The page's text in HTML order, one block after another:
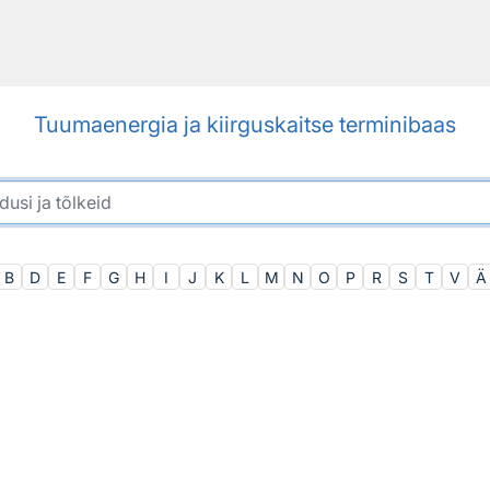
Tuumaenergia ja kiirguskaitse terminibaas
B D E F G H I J K L M N O P R S T V Ä